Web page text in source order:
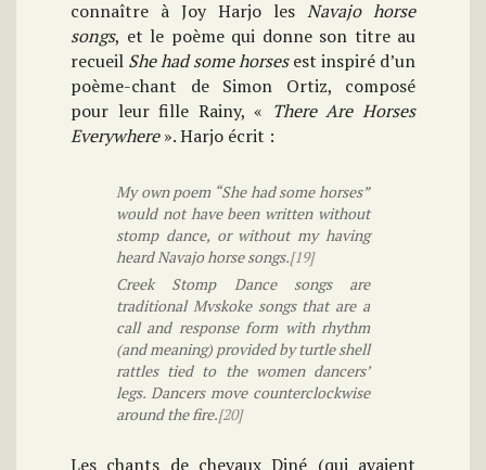
connaître à Joy Harjo les Navajo horse
songs, et le poème qui donne son titre au
recueil She had some horsesest inspiré d’un
poème-chant de Simon Ortiz, composé
pour leur fille Rainy, « There Are Horses
Everywhere». Harjo écrit :
My own poem “She had some horses”
would not have been written without
stomp dance, or without my having
heard Navajo horse songs.[19]
Creek Stomp Dance songs are
traditional Mvskoke songs that are a
call and response form with rhythm
(and meaning) provided by turtle shell
rattles tied to the women dancers’
legs. Dancers move counterclockwise
around the fire.[20]
Les chants de chevaux Diné (qui avaient